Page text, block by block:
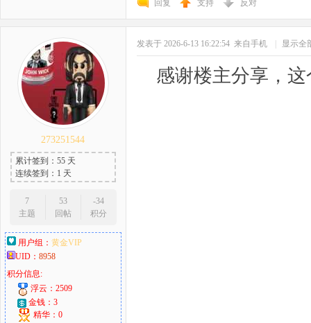
回复 支持 反对
273251544
累计签到：55 天
连续签到：1 天
7
主题
53
回帖
-34
积分
用户组： 黄金VIP
UID： 8958
积分信息:
浮云：2509
金钱：3
精华：0
发表于 2026-6-13 16:22:54 来自手机 显示全
感谢楼主分享，